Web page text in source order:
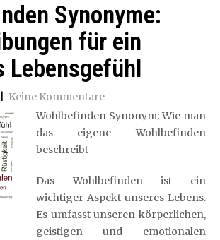
Synonyme:
für ein
Lebensgefühl
Keine Kommentare
Wohlbefinden Synonym: Wie man
das eigene Wohlbefinden
beschreibt
Das Wohlbefinden ist ein
wichtiger Aspekt unseres Lebens.
Es umfasst unseren körperlichen,
geistigen und emotionalen